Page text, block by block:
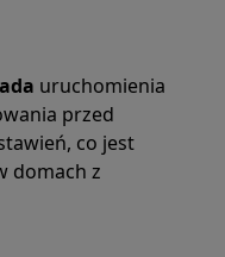
uruchomienia
przed
co jest
domach z